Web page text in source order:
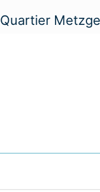
Quartier